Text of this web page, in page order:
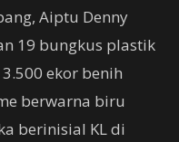
Aiptu Denny
19 bungkus plastik
ekor benih
berwarna biru
berinisial KL di